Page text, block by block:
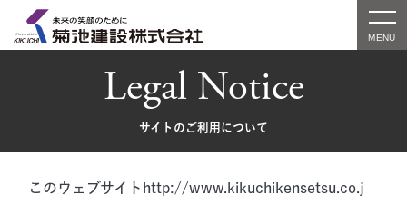
Legal Notice
サイトのご利用について
このウェブサイトhttp://www.kikuchikensetsu.co.j